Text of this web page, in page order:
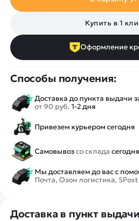
Купить в 1
Оформление
Способы получения:
Доставка до пункта выдачи
от 90 руб. 1-2 дня
Привезем курьером сегодня
Самовывозсо склада
Мы доставляем до вас с
Почта, Озон логистика, 5Post
Доставка в пункт